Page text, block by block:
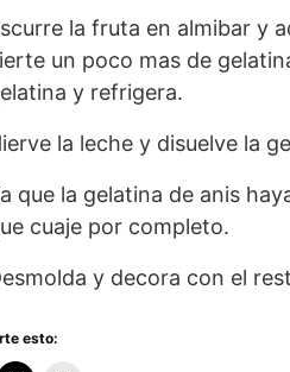
la fruta en almibar y
un poco mas de
y refrigera.
la leche y disuelve la
que la gelatina de anis
cuaje por completo.
y decora con el
esto: